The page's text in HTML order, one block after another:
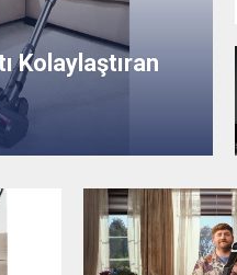
Ötesinde
Teknolojisi